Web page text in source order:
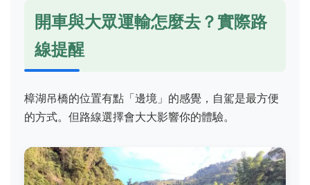
開車與大眾運輸怎麼去？實際路
線提醒
樟湖吊橋的位置有點「邊境」的感覺，自駕是最方便
的方式。但路線選擇會大大影響你的體驗。